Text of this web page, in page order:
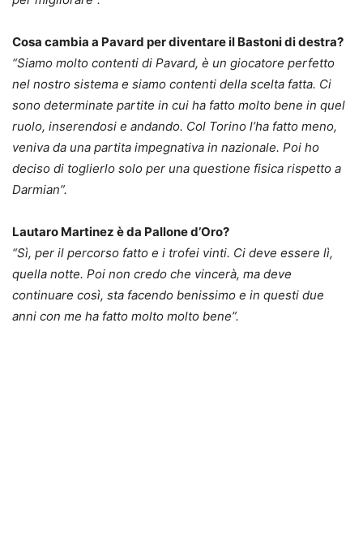
Cosa cambia a Pavard per diventare il Bastoni di destra?
“Siamo molto contenti di Pavard, è un giocatore perfetto
nel nostro sistema e siamo contenti della scelta fatta. Ci
sono determinate partite in cui ha fatto molto bene in quel
ruolo, inserendosi e andando. Col Torino l’ha fatto meno,
veniva da una partita impegnativa in nazionale. Poi ho
deciso di toglierlo solo per una questione fisica rispetto a
Darmian”.
Lautaro Martinez è da Pallone d’Oro?
“Sì, per il percorso fatto e i trofei vinti. Ci deve essere lì,
quella notte. Poi non credo che vincerà, ma deve
continuare così, sta facendo benissimo e in questi due
anni con me ha fatto molto molto bene”.